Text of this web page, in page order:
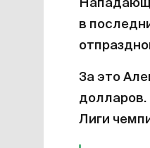
в
За это
долларов.
Лиги